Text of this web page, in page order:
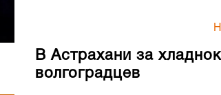
В Астрахани за
волгоградцев